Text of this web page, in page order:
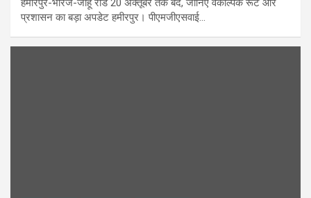
प्रशासन का बड़ा अपडेट हमीरपुर। पीएमजीएसवाई…